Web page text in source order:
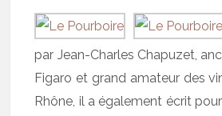
par Jean-Charles Chapuzet,
Figaro et grand amateur des
Rhône, il a également écrit